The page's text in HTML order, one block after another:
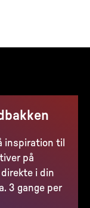
inspiration til
på
i din
3 gange per